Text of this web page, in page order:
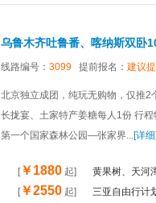
乌鲁木齐吐鲁番、喀纳斯双卧
线路编号： 3099 提前报名： 建议
北京独立成团，纯玩无购物，仅推
长拢宴、土家特产姜糖每人1份 行
第一个国家森林公园—张家界...[详
[￥1880 起]
黄果树、天河
[￥2550 起]
三亚自由行计